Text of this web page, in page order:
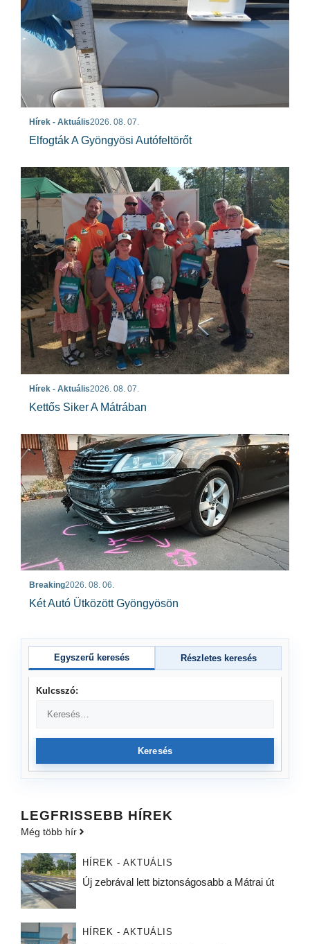
Hírek - Aktuális2026. 08. 07.
Elfogták A Gyöngyösi Autófeltörőt
Hírek - Aktuális2026. 08. 07.
Kettős Siker A Mátrában
Breaking2026. 08. 06.
Két Autó Ütközött Gyöngyösön
Egyszerű keresés Részletes keresés
Kulcsszó:
Keresés
LEGFRISSEBB HÍREK
Még több hír
HÍREK - AKTUÁLIS
Új zebrával lett biztonságosabb a Mátrai út
HÍREK - AKTUÁLIS